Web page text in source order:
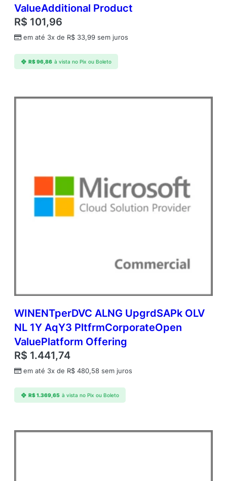
d
e
ValueAdditional Product
R$ 101,96
em até 3x de R$ 33,99 sem juros
R$96,86 à vista no Pix ou Boleto
WINENTperDVC ALNG UpgrdSAPk OLV
NL 1Y AqY3 PltfrmCorporateOpen
ValuePlatform Offering
R$ 1.441,74
em até 3x de R$ 480,58 sem juros
R$1.369,65 à vista no Pix ou Boleto